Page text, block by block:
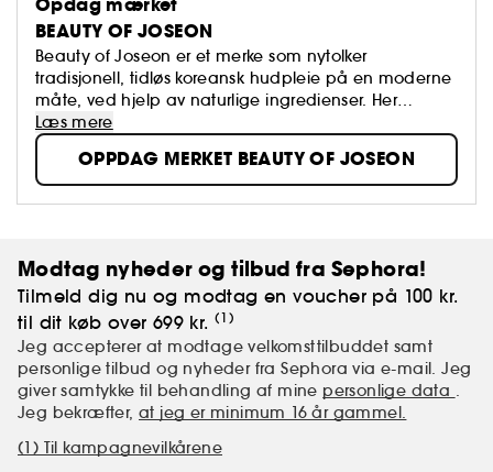
BEAUTY OF JOSEON
Beauty of Joseon er et merke som nytolker
tradisjonell, tidløs koreansk hudpleie på en moderne
måte, ved hjelp av naturlige ingredienser. Her
kombineres Hanbang (tradisjonell koreansk
plantebasert medisin) med effektive, trendy
ingredienser for å skape produkter som forbedrer
huden og gjør den sunnere og mer strålende.
Læs mere
OPPDAG MERKET BEAUTY OF JOSEON
Modtag nyheder og tilbud fra Sephora!
Tilmeld dig nu og modtag en voucher på 100 kr.
til dit køb over 699 kr. (1)
Jeg accepterer at modtage velkomsttilbuddet samt
personlige tilbud og nyheder fra Sephora via e-mail. Jeg
giver samtykke til behandling af mine personlige data .
Jeg bekræfter,at jeg er minimum 16 år gammel.
(1) Til kampagnevilkårene